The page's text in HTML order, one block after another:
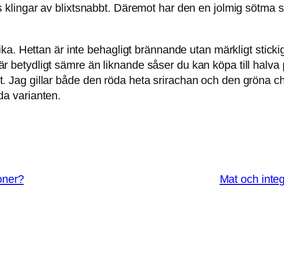
av blixtsnabbt. Däremot har den en jolmig sötma
Hettan är inte behagligt brännande utan märkligt
betydligt sämre än liknande såser du kan köpa till halva
Jag gillar både den röda heta srirachan och den gröna
varianten.
Mat och